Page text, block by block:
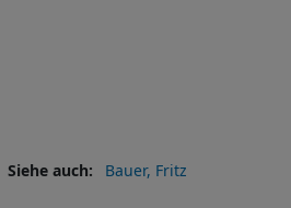
Siehe auch Bauer, Fritz